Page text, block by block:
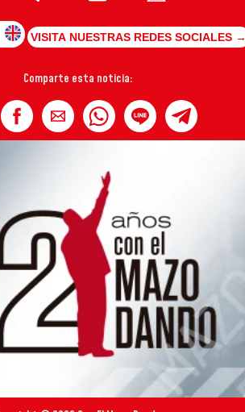
VISITA NUESTRAS REDES SOCIALES →
Comparte esta noticia: